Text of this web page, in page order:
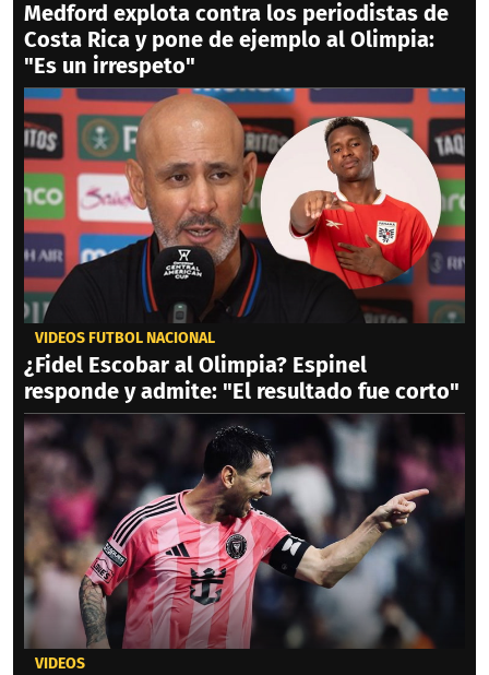
Medford explota contra los periodistas de
Costa Rica y pone de ejemplo al Olimpia:
"Es un irrespeto"
VIDEOS FÚTBOL NACIONAL
¿Fidel Escobar al Olimpia? Espinel
responde y admite: "El resultado fue corto"
VIDEOS